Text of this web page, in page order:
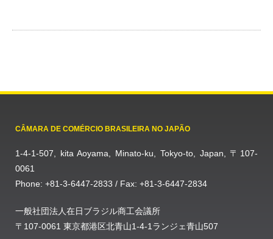
CÂMARA DE COMÉRCIO BRASILEIRA NO JAPÃO
1-4-1-507, kita Aoyama, Minato-ku, Tokyo-to, Japan, 〒107-
0061
Phone: +81-3-6447-2833 / Fax: +81-3-6447-2834
一般社団法人在日ブラジル商工会議所
〒107-0061 東京都港区北青山1-4-1ランジェ青山507